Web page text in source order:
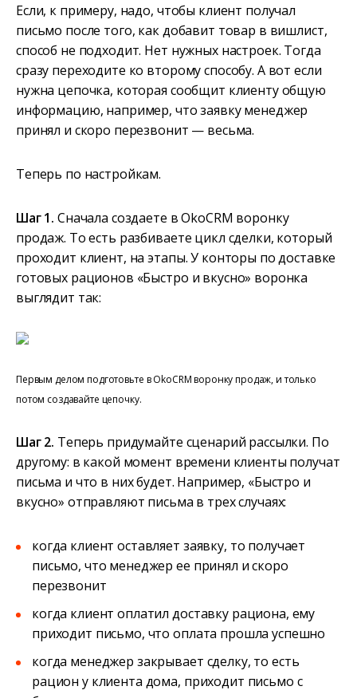
Если, к примеру, надо, чтобы клиент получал
письмо после того, как добавит товар в вишлист,
способ не подходит. Нет нужных настроек. Тогда
сразу переходите ко второму способу. А вот если
нужна цепочка, которая сообщит клиенту общую
информацию, например, что заявку менеджер
принял и скоро перезвонит — весьма.
Теперь по настройкам.
Шаг 1. Сначала создаете в OkoCRM воронку
продаж. То есть разбиваете цикл сделки, который
проходит клиент, на этапы. У конторы по доставке
готовых рационов «Быстро и вкусно» воронка
выглядит так:
Первым делом подготовьте в OkoCRM воронку продаж, и только
потом создавайте цепочку.
Шаг 2. Теперь придумайте сценарий рассылки. По
другому: в какой момент времени клиенты получат
письма и что в них будет. Например, «Быстро и
вкусно» отправляют письма в трех случаях:
когда клиент оставляет заявку, то получает
письмо, что менеджер ее принял и скоро
перезвонит
когда клиент оплатил доставку рациона, ему
приходит письмо, что оплата прошла успешно
когда менеджер закрывает сделку, то есть
рацион у клиента дома, приходит письмо с